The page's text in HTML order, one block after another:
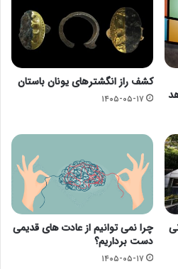
کشف راز انگشترهای یونان باستان
۱۴۰۵-۰۵-۱۷
چرا نمی توانیم از عادت های قدیمی
دست برداریم؟
۱۴۰۵-۰۵-۱۷